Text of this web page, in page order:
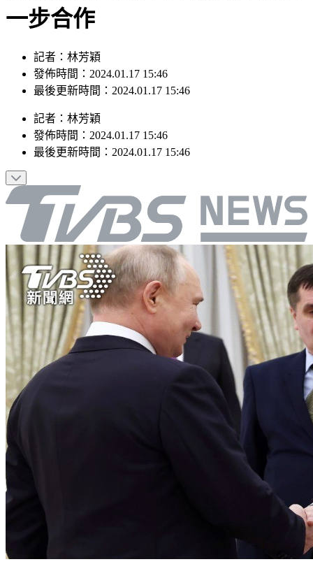
一步合作
記者：林芳穎
發佈時間：2024.01.17 15:46
最後更新時間：2024.01.17 15:46
記者 ： 林芳穎
發佈時間： 2024.01.17 15:46
最後更新時間： 2024.01.17 15:46